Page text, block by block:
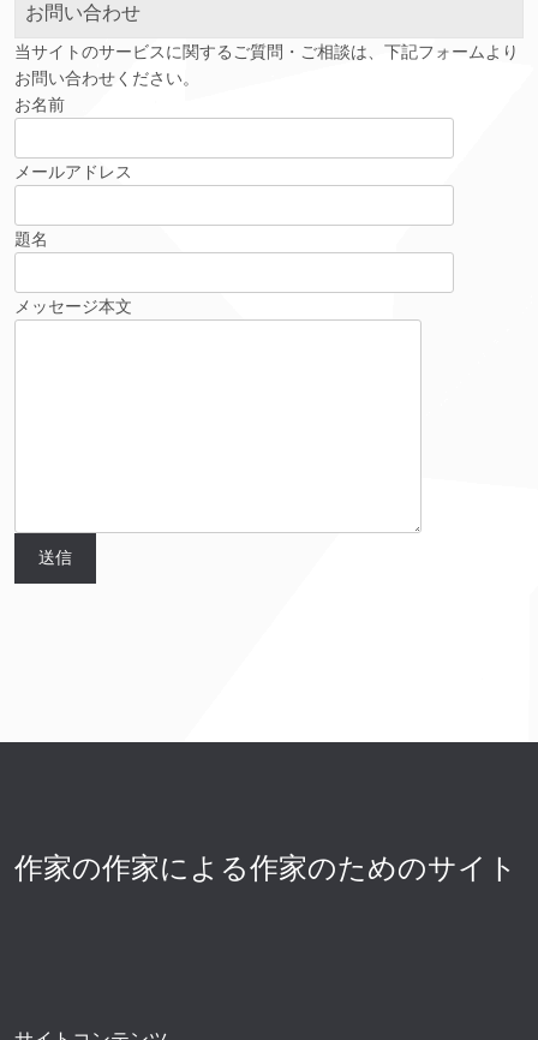
お問い合わせ
当サイトのサービスに関するご質問・ご相談は、下記フォームより
お問い合わせください。
お名前
メールアドレス
題名
メッセージ本文
作家の作家による作家のためのサイト